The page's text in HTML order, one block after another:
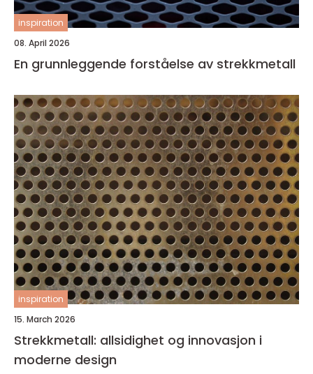
inspiration
08. April 2026
En grunnleggende forståelse av strekkmetall
inspiration
15. March 2026
Strekkmetall: allsidighet og innovasjon i
moderne design